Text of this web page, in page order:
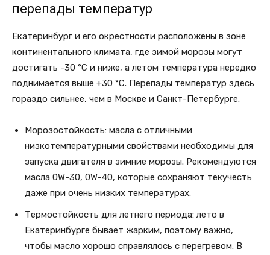
перепады температур
Екатеринбург и его окрестности расположены в зоне
континентального климата, где зимой морозы могут
достигать -30 °C и ниже, а летом температура нередко
поднимается выше +30 °C. Перепады температур здесь
гораздо сильнее, чем в Москве и Санкт-Петербурге.
Морозостойкость: масла с отличными
низкотемпературными свойствами необходимы для
запуска двигателя в зимние морозы. Рекомендуются
масла 0W-30, 0W-40, которые сохраняют текучесть
даже при очень низких температурах.
Термостойкость для летнего периода: лето в
Екатеринбурге бывает жарким, поэтому важно,
чтобы масло хорошо справлялось с перегревом. В